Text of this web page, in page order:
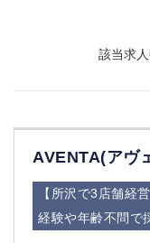
該当求
AVENTA(アヴ
【所沢で3店舗経
経験や年齢不問で
蒲田
①六本木 ②西麻
赤羽